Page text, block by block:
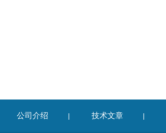
公司介绍 | 技术文章 |